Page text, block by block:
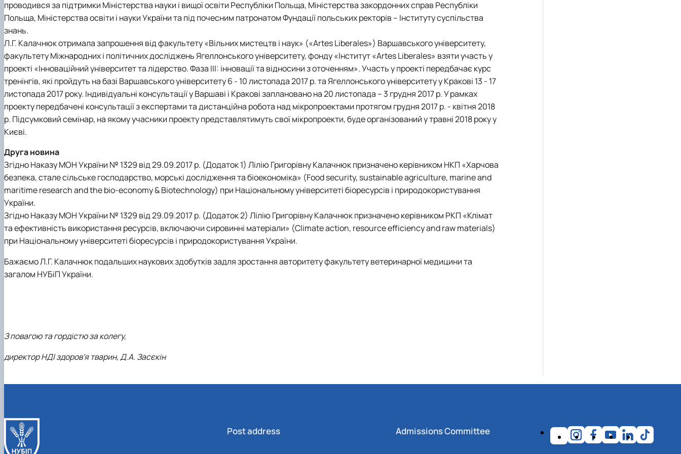
Faculty of Plant Protection, Biotechnology and Ecology
Prybrezhne Agrarian College
Zalishchyky Professional College named after Ye. Khraplivyi
проводився за підтримки Міністерства науки і вищої освіти Республіки Польща, Міністерства закордонних справ Республіки
Польща, Міністерства освіти і науки України та під почесним патронатом Фундації польських ректорів – Інституту суспільства
знань.
Л.Г. Калачнюк отримала запрошення від факультету «Вільних мистецтв і наук» («Artes Liberales») Варшавського університету,
факультету Міжнародних і політичних досліджень Ягеллонського університету, фонду «Інститут «Artes Liberales» взяти участь у
проекті «Інноваційний університет та лідерство. Фаза III: інновації та відносини з оточенням». Участь у проекті передбачає курс
тренінгів, які пройдуть на базі Варшавського університету 6 - 10 листопада 2017 р. та Ягеллонського університету у Кракові 13 - 17
листопада 2017 року. Індивідуальні консультації у Варшаві і Кракові заплановано на 20 листопада – 3 грудня 2017 р. У рамках
проекту передбачені консультації з експертами та дистанційна робота над мікропроектами протягом грудня 2017 р. - квітня 2018
р. Підсумковий семінар, на якому учасники проекту представлятимуть свої мікропроекти, буде організований у травні 2018 року у
Києві.
Друга новина
Згідно Наказу МОН України № 1329 від 29.09.2017 р. (Додаток 1) Лілію Григорівну Калачнюк призначено керівником НКП «Харчова
безпека, стале сільське господарство, морські дослідження та біоекономіка» (Food security, sustainable agriculture, marine and
maritime research and the bio-economy & Biotechnology) при Національному університеті біоресурсів і природокористування
України.
Згідно Наказу МОН України № 1329 від 29.09.2017 р. (Додаток 2) Лілію Григорівну Калачнюк призначено керівником РКП «Клімат
та ефективність використання ресурсів, включаючи сировинні матеріали» (Climate action, resource efficiency and raw materials)
при Національному університеті біоресурсів і природокористування України.
Бажаємо Л.Г. Калачнюк подальших наукових здобутків задля зростання авторитету факультету ветеринарної медицини та
загалом НУБіП України.
З повагою та гордістю за колегу,
директор НДІ здоров’я тварин, Д.А. Засєкін
Post address Admissions Committee